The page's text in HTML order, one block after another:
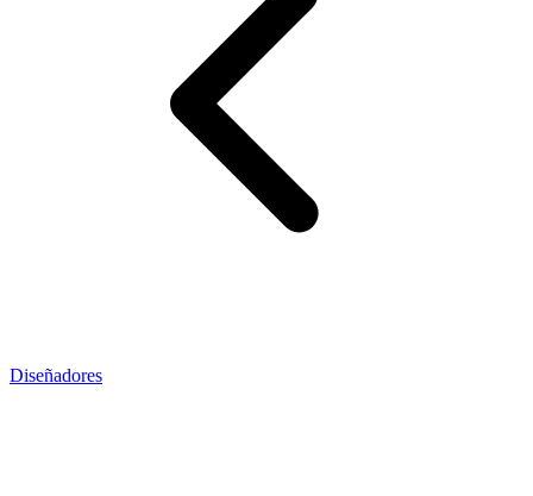
Diseñadores